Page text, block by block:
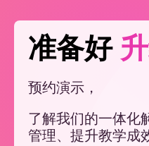
准备好
预约演示，
了解我们的一体化
管理、提升教学成